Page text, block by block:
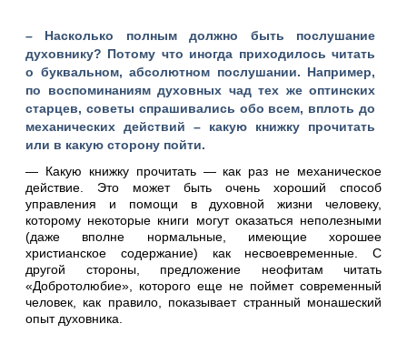
– Насколько полным должно быть послушание
духовнику? Потому что иногда приходилось читать
о буквальном, абсолютном послушании. Например,
по воспоминаниям духовных чад тех же оптинских
старцев, советы спрашивались обо всем, вплоть до
механических действий – какую книжку прочитать
или в какую сторону пойти.
— Какую книжку прочитать — как раз не механическое
действие. Это может быть очень хороший способ
управления и помощи в духовной жизни человеку,
которому некоторые книги могут оказаться неполезными
(даже вполне нормальные, имеющие хорошее
христианское содержание) как несвоевременные. С
другой стороны, предложение неофитам читать
«Добротолюбие», которого еще не поймет современный
человек, как правило, показывает странный монашеский
опыт духовника.